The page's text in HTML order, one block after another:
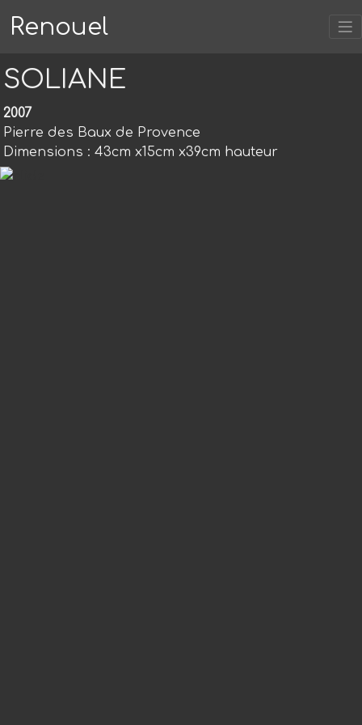
Renouel
SOLIANE
2007
Pierre des Baux de Provence
Dimensions : 43cm x15cm x39cm hauteur